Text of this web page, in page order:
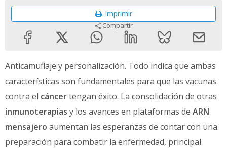
Imprimir
Compartir
Anticamuflaje y personalización. Todo indica que ambas
características son fundamentales para que las vacunas
contra el cáncertengan éxito. La consolidación de otras
inmunoterapias y los avances en plataformas de ARN
mensajero aumentan las esperanzas de contar con una
preparación para combatir la enfermedad, principal